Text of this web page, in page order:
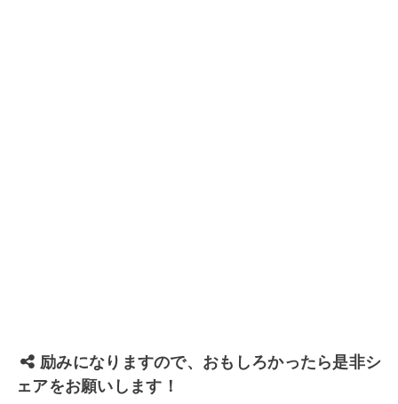
励みになりますので、おもしろかったら是非シ
ェアをお願いします！